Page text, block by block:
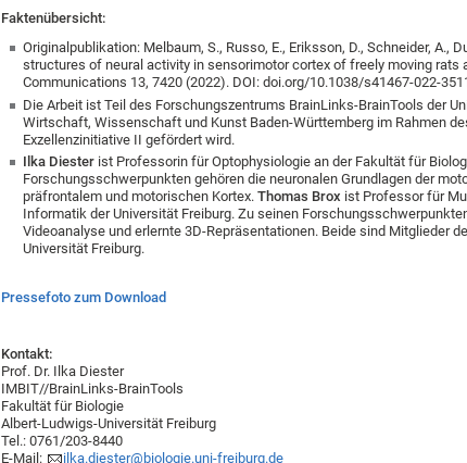
Faktenübersicht:
Originalpublikation: Melbaum, S., Russo, E., Eriksson, D., Schneider, A.,
structures of neural activity in sensorimotor cortex of freely moving
Communications 13, 7420 (2022). DOI: doi.org/10.1038/s41467-022-
Die Arbeit ist Teil des Forschungszentrums BrainLinks-BrainTools der
Wirtschaft, Wissenschaft und Kunst Baden-Württemberg im Rahmen
Exzellenzinitiative II gefördert wird.
Ilka Diester ist Professorin für Optophysiologie an der Fakultät für
Forschungsschwerpunkten gehören die neuronalen Grundlagen der
präfrontalem und motorischen Kortex.Thomas Brox ist Professor für
Informatik der Universität Freiburg. Zu seinen
Videoanalyse und erlernte 3D-Repräsentationen. Beide sind Mitglieder
Universität Freiburg.
Pressefoto zum Download
Kontakt:
Prof. Dr. Ilka Diester
IMBIT//BrainLinks-BrainTools
Fakultät für Biologie
Albert-Ludwigs-Universität Freiburg
Tel.: 0761/203-8440
E-Mail:
ilka.diester@biologie.uni-freiburg.de